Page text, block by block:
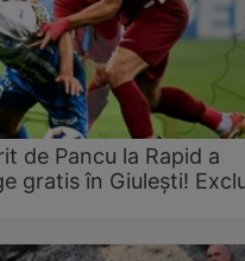
de Pancu la Rapid a
gratis în Giulești!